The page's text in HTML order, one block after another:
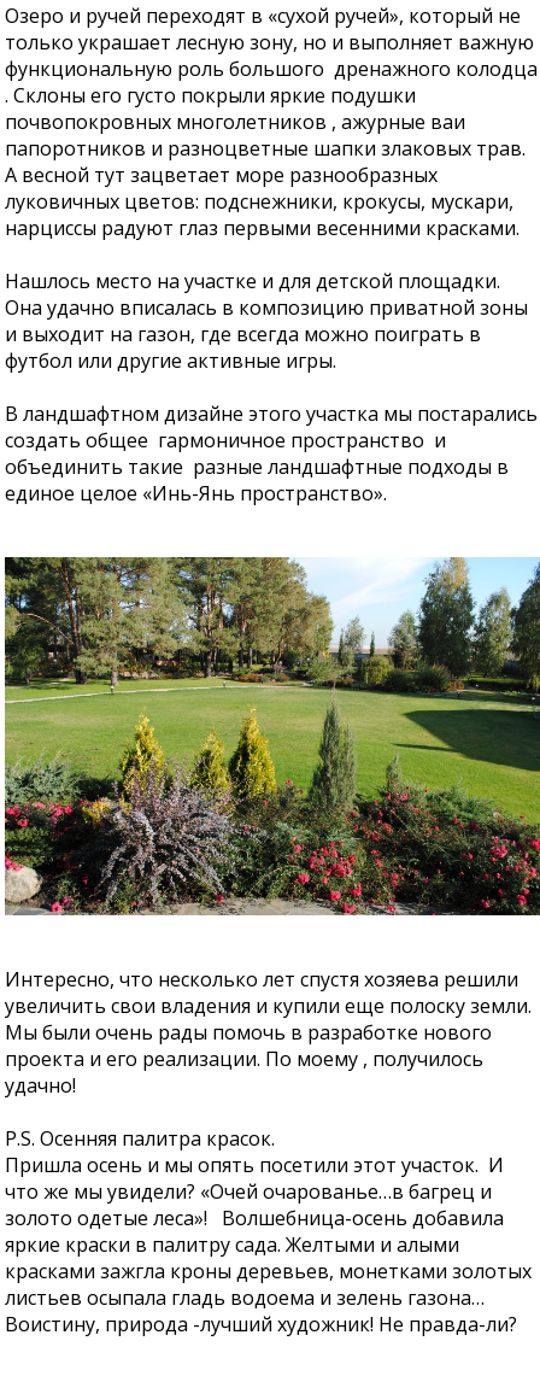
Озеро и ручей переходят в «сухой ручей», который не
только украшает лесную зону, но и выполняет важную
функциональную роль большого дренажного колодца
. Склоны его густо покрыли яркие подушки
почвопокровных многолетников , ажурные ваи
папоротников и разноцветные шапки злаковых трав.
А весной тут зацветает море разнообразных
луковичных цветов: подснежники, крокусы, мускари,
нарциссы радуют глаз первыми весенними красками.
Нашлось место на участке и для детской площадки.
Она удачно вписалась в композицию приватной зоны
и выходит на газон, где всегда можно поиграть в
футбол или другие активные игры.
В ландшафтном дизайне этого участка мы постарались
создать общее гармоничное пространство и
объединить такие разные ландшафтные подходы в
единое целое «Инь-Янь пространство».
Интересно, что несколько лет спустя хозяева решили
увеличить свои владения и купили еще полоску земли.
Мы были очень рады помочь в разработке нового
проекта и его реализации. По моему , получилось
удачно!
P.S. Осенняя палитра красок.
Пришла осень и мы опять посетили этот участок. И
что же мы увидели? «Очей очарованье…в багрец и
золото одетые леса»! Волшебница-осень добавила
яркие краски в палитру сада. Желтыми и алыми
красками зажгла кроны деревьев, монетками золотых
листьев осыпала гладь водоема и зелень газона…
Воистину, природа -лучший художник! Не правда-ли?